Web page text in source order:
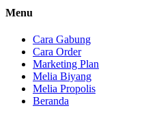
Menu
Cara Gabung
Cara Order
Marketing Plan
Melia Biyang
Melia Propolis
Beranda